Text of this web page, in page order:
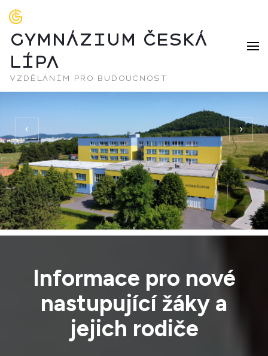
GYMNÁZIUM ČESKÁ
LÍPA
vzděláním pro budoucnost
Informace pro nové
nastupující žáky a
jejich rodiče